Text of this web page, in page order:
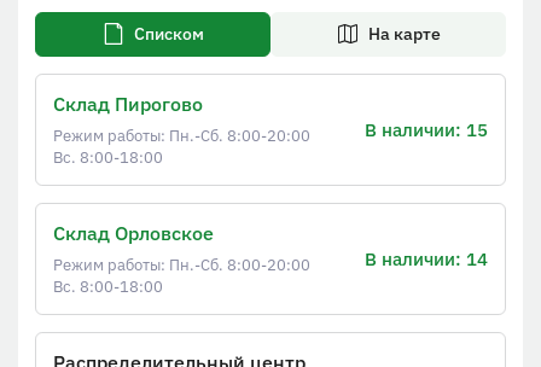
Списком На карте
Склад Пирогово
Режим работы: Пн.-Сб. 8:00-20:00
Вс. 8:00-18:00
В наличии: 15
Склад Орловское
Режим работы: Пн.-Сб. 8:00-20:00
Вс. 8:00-18:00
В наличии: 14